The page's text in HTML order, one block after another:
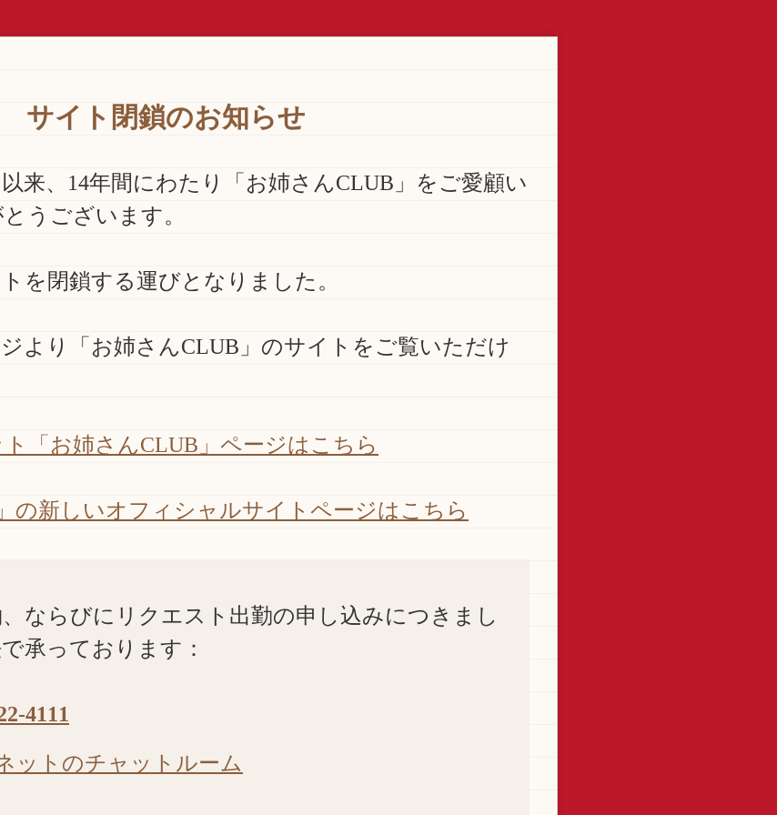
サイト閉鎖のお知らせ
来、14年間にわたり「お姉さんCLUB」をご愛顧い
うございます。
を閉鎖する運びとなりました。
より「お姉さんCLUB」のサイトをご覧いただけ
「お姉さんCLUB」ページはこちら
の新しいオフィシャルサイトページはこちら
ならびにリクエスト出勤の申し込みにつきまし
承っております：
4111
ットのチャットルーム